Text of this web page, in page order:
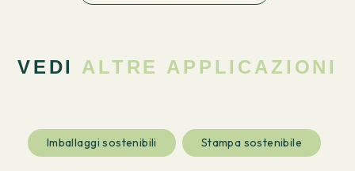
VEDI ALTRE APPLICAZIONI
Imballaggi sostenibili Stampa sostenibile